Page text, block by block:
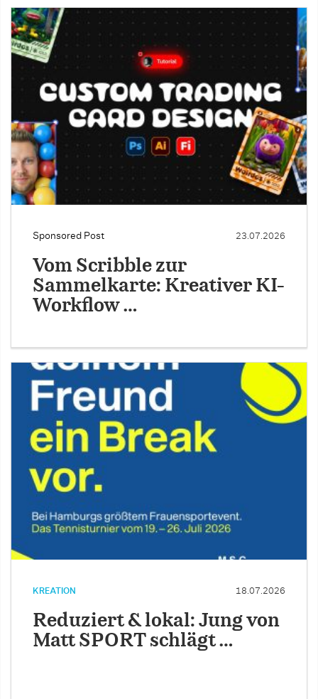
Sponsored Post 23.07.2026
Vom Scribble zur
Sammelkarte: Kreativer KI-
Workflow …
KREATION 18.07.2026
Reduziert & lokal: Jung von
Matt SPORT schlägt …